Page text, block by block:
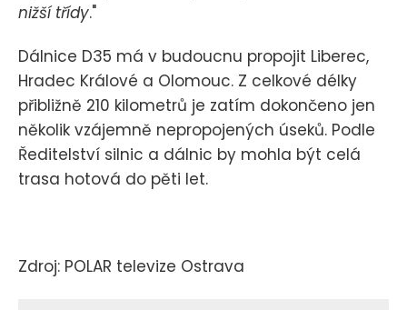
nižší třídy."
Dálnice D35 má v budoucnu propojit Liberec,
Hradec Králové a Olomouc. Z celkové délky
přibližně 210 kilometrů je zatím dokončeno jen
několik vzájemně nepropojených úseků. Podle
Ředitelství silnic a dálnic by mohla být celá
trasa hotová do pěti let.
Zdroj: POLAR televize Ostrava